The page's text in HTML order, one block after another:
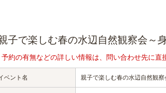
子で楽しむ春の水辺自然観察会～
約の有無などの詳しい情報は、問い合わせ先に直
ベント名 親子で楽しむ春の水辺自然観察